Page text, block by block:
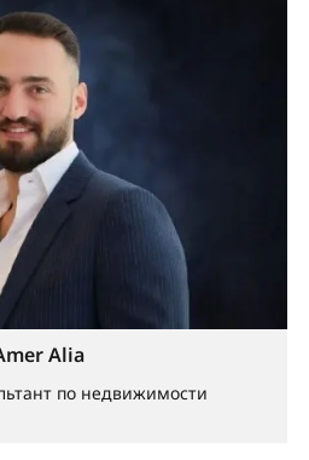
Alia
по недвижимости